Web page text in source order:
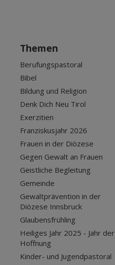
Themen
Berufungspastoral
Bibel
Bildung und Religion
Denk Dich Neu Tirol
Exerzitien
Franziskusjahr 2026
Frauen in der Diözese
Gegen Gewalt an Frauen
Geistliche Begleitung
Gemeinde
Gewaltprävention in der
Diözese Innsbruck
Glaubensfrühling
Heiliges Jahr 2025 - Jahr der
Hoffnung
Kinder- und Jugendpastoral